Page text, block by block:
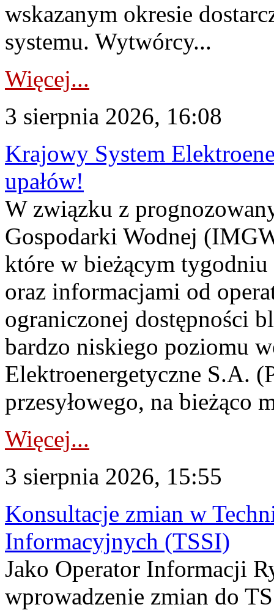
wskazanym okresie
systemu. Wytwórcy...
Więcej...
3 sierpnia 2026, 16:08
Krajowy System
upałów!
W związku z
Gospodarki Wodnej
które w bieżącym tygodniu
oraz informacjami od
ograniczonej dostępności
bardzo niskiego poziomu
Elektroenergetyczne S.A.
przesyłowego, na bieżąco
Więcej...
3 sierpnia 2026, 15:55
Konsultacje zmian w
Informacyjnych (TSSI)
Jako Operator Informacji
wprowadzenie zmian do